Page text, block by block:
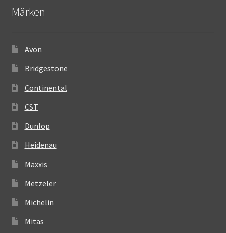
Märken
Avon
Bridgestone
Continental
CST
Dunlop
Heidenau
Maxxis
Metzeler
Michelin
Mitas